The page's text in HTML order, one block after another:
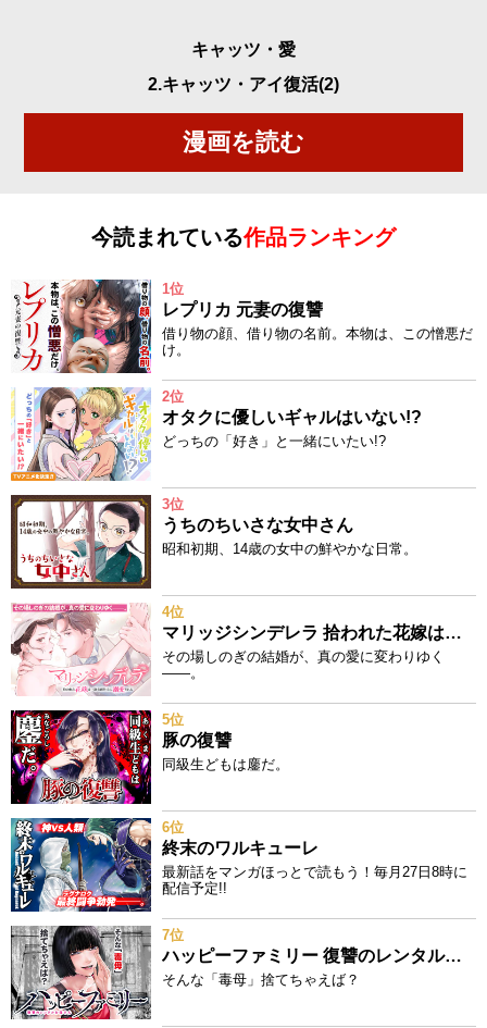
キャッツ・愛
2.キャッツ・アイ復活(2)
漫画を読む
今読まれている作品ランキング
1位
レプリカ 元妻の復讐
借り物の顔、借り物の名前。本物は、この憎悪だ
け。
2位
オタクに優しいギャルはいない!?
どっちの「好き」と一緒にいたい!?
3位
うちのちいさな女中さん
昭和初期、14歳の女中の鮮やかな日常。
4位
マリッジシンデレラ 拾われた花嫁は一途な副社長に溺愛される
その場しのぎの結婚が、真の愛に変わりゆく
——。
5位
豚の復讐
同級生どもは鏖だ。
6位
終末のワルキューレ
最新話をマンガほっとで読もう！毎月27日8時に
配信予定!!
7位
ハッピーファミリー 復讐のレンタルお母さん
そんな「毒母」捨てちゃえば？